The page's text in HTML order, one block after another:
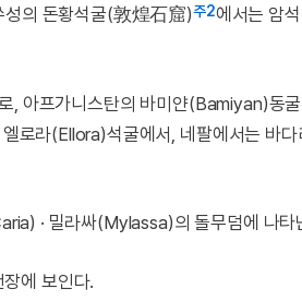
성의 돈황석굴(敦煌石窟)주2에서는 암석
아프가니스탄의 바미얀(Bamiyan)동굴
로라(Ellora)석굴에서, 네팔에서는 바다
· 밀라싸(Mylassa)의 돌무덤에 나타
에 보인다.